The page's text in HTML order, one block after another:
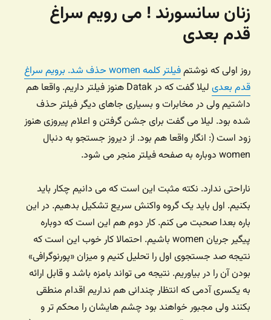
زنان سانسورند ! می رویم سراغ
قدم بعدی
روز اولی که نوشتم
فیلتر کلمه women حذف شد. برویم سراغ
قدم بعدی
لیلا گفت که در Datak هنوز فیلتر داریم. واقعا هم
داشتیم ولی در مخابرات و بسیاری جاهای دیگر فیلتر حذف
شده بود. لیلا می گفت برای جشن گرفتن و اعلام پیروزی هنوز
زود است (: انگار واقعا هم بود. از دیروز جستجو به دنبال
women دوباره به صفحه فیلتر منجر می شود.
ناراحتی ندارد. نکته مثبت این است که می دانیم چکار باید
بکنیم. اول باید یک گروه واکنش سریع تشکیل بدهیم. در این
باره بعدا صحبت می کنم. کار دوم هم این است که دوباره
پیگیر جریان women باشیم. احتمالا کار خوب این است که
نتیجه صد جستجوی اول را تحلیل کنیم و میزان «پورنوگرافی»
بودن آن را در بیاوریم. نتیجه می تواند بامزه باشد و قابل ارائه
به یکسری آدمی که انتظار چندانی هم نداریم اقدام منطقی
بکنند ولی مجبور خواهند بود چشم هایشان را محکم تر و